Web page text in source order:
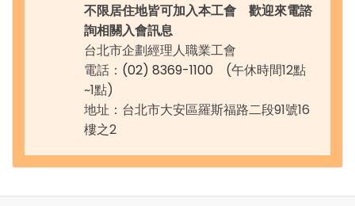
不限居住地皆可加入本工會 歡迎來電諮
詢相關入會訊息
台北市企劃經理人職業工會
電話： (02) 8369-1100 (午休時間12點
~1點)
地址：台北市大安區羅斯福路二段91號16
樓之2